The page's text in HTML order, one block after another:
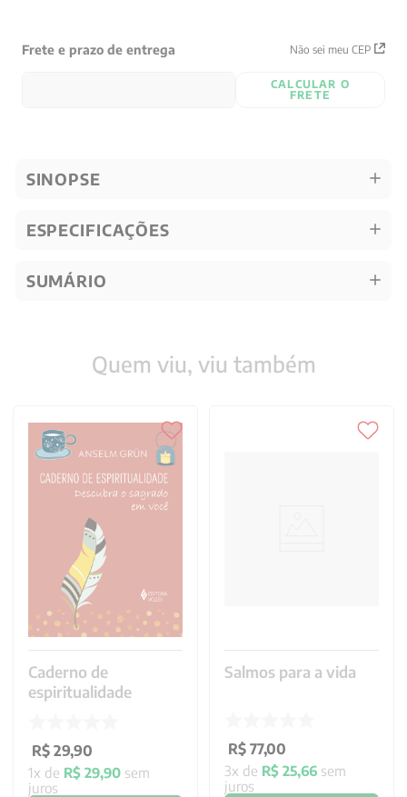
Frete e prazo de entrega Não sei meu CEP
CALCULAR O
FRETE
SINOPSE
ESPECIFICAÇÕES
SUMÁRIO
Quem viu, viu também
Caderno de
espiritualidade
R$ 29,90
1x de R$ 29,90 sem
juros
Salmos para a vida
R$ 77,00
3x de R$ 25,66 sem
juros